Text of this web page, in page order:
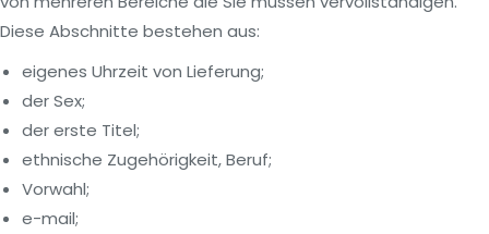
Diese Abschnitte bestehen aus:
eigenes Uhrzeit von Lieferung;
der Sex;
der erste Titel;
ethnische Zugehörigkeit, Beruf;
Vorwahl;
e-mail;